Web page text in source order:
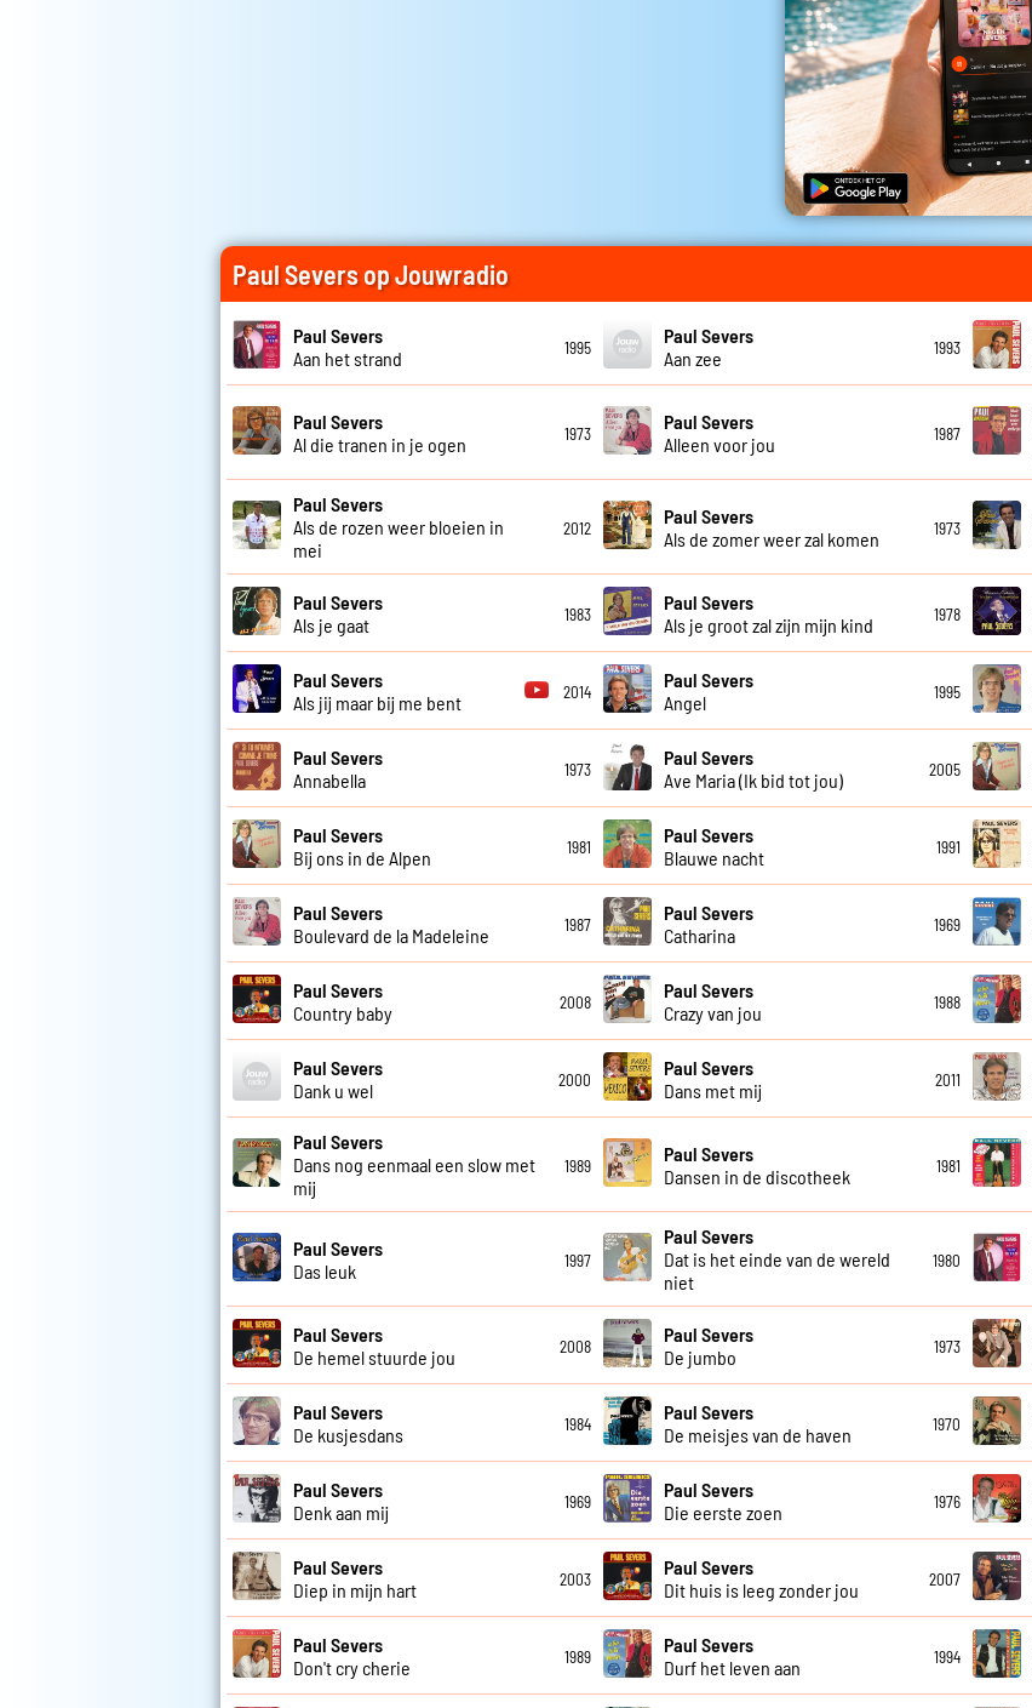
Paul Severs op Jouwradio
Paul Severs
Aan het strand
1995
Paul Severs
Aan zee
1993
Paul Severs
Al die tranen in je ogen
1973
Paul Severs
Alleen voor jou
1987
Paul Severs
Als de rozen weer bloeien in
mei
2012
Paul Severs
Als de zomer weer zal komen
1973
Paul Severs
Als je gaat
1983
Paul Severs
Als je groot zal zijn mijn kind
1978
Paul Severs
Als jij maar bij me bent
2014
Paul Severs
Angel
1995
Paul Severs
Annabella
1973
Paul Severs
Ave Maria (Ik bid tot jou)
2005
Paul Severs
Bij ons in de Alpen
1981
Paul Severs
Blauwe nacht
1991
Paul Severs
Boulevard de la Madeleine
1987
Paul Severs
Catharina
1969
Paul Severs
Country baby
2008
Paul Severs
Crazy van jou
1988
Paul Severs
Dank u wel
2000
Paul Severs
Dans met mij
2011
Paul Severs
Dans nog eenmaal een slow met
mij
1989
Paul Severs
Dansen in de discotheek
1981
Paul Severs
Das leuk
1997
Paul Severs
Dat is het einde van de wereld
niet
1980
Paul Severs
De hemel stuurde jou
2008
Paul Severs
De jumbo
1973
Paul Severs
De kusjesdans
1984
Paul Severs
De meisjes van de haven
1970
Paul Severs
Denk aan mij
1969
Paul Severs
Die eerste zoen
1976
Paul Severs
Diep in mijn hart
2003
Paul Severs
Dit huis is leeg zonder jou
2007
Paul Severs
Don't cry cherie
1989
Paul Severs
Durf het leven aan
1994